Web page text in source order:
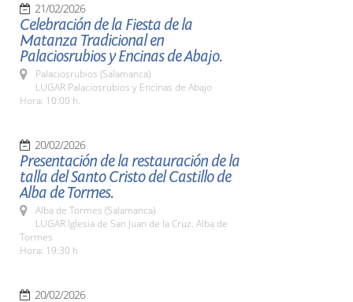
21/02/2026
Celebración de la Fiesta de la
Matanza Tradicional en
Palaciosrubios y Encinas de Abajo.
Palaciosrubios (Salamanca)
LUGAR Palaciosrubios y Encinas de Abajo
Hora: 10:00 h.
20/02/2026
Presentación de la restauración de la
talla del Santo Cristo del Castillo de
Alba de Tormes.
Alba de Tormes (Salamanca)
LUGAR Iglesia de San Juan de la Cruz. Alba de
Tormes
Hora: 19:30 h
20/02/2026